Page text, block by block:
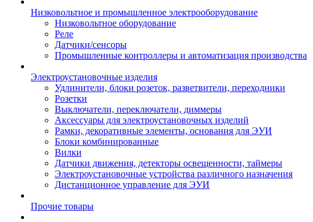
Низковольтное и промышленное электрооборудование
Низковольтное оборудование
Реле
Датчики/сенсоры
Промышленные контроллеры и автоматизация производства
Электроустановочные изделия
Удлинители, блоки розеток, разветвители, переходники
Розетки
Выключатели, переключатели, диммеры
Аксессуары для электроустановочных изделий
Рамки, декоративные элементы, основания для ЭУИ
Блоки комбинированные
Вилки
Датчики движения, детекторы освещенности, таймеры
Электроустановочные устройства различного назначения
Дистанционное управление для ЭУИ
Прочие товары